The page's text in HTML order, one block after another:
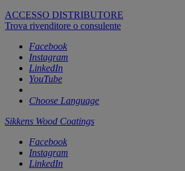
ACCESSO DISTRIBUTORE
Trova rivenditore o consulente
Facebook
Instagram
LinkedIn
YouTube
Choose Language
Sikkens Wood Coatings
Facebook
Instagram
LinkedIn